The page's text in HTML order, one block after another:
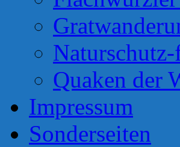
Quaken der
Impressum
Sonderseiten